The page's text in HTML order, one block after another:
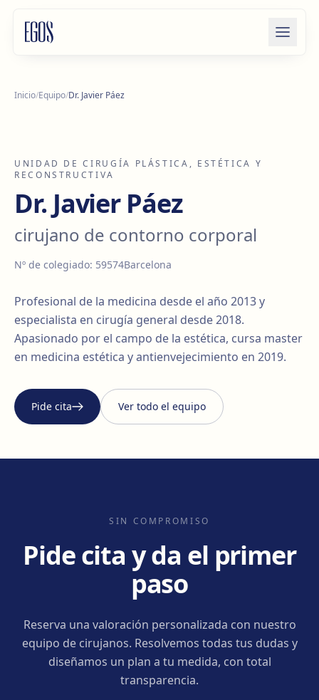
Inicio/Equipo/Dr. Javier Páez
UNIDAD DE CIRUGÍA PLÁSTICA, ESTÉTICA Y
RECONSTRUCTIVA
Dr. Javier Páez
cirujano de contorno corporal
Nº de colegiado: 59574Barcelona
Profesional de la medicina desde el año 2013 y
especialista en cirugía general desde 2018.
Apasionado por el campo de la estética, cursa master
en medicina estética y antienvejecimiento en 2019.
Pide cita Ver todo el equipo
SIN COMPROMISO
Pide cita y da el primer
paso
Reserva una valoración personalizada con nuestro
equipo de cirujanos. Resolvemos todas tus dudas y
diseñamos un plan a tu medida, con total
transparencia.